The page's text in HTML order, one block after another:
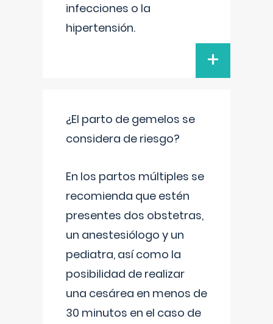
infecciones o la
hipertensión.
+
¿El parto de gemelos se
considera de riesgo?
En los partos múltiples se
recomienda que estén
presentes dos obstetras,
un anestesiólogo y un
pediatra, así como la
posibilidad de realizar
una cesárea en menos de
30 minutos en el caso de